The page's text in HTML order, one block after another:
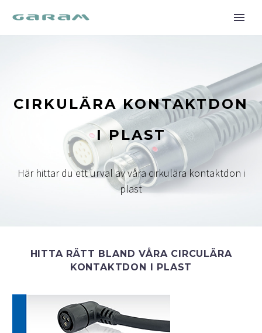
CIRKULÄRA KONTAKTDON
I PLAST
Här hittar du ett urval av våra cirkulära kontaktdon i
plast
HITTA RÄTT BLAND VÅRA CIRCULÄRA
KONTAKTDON I PLAST